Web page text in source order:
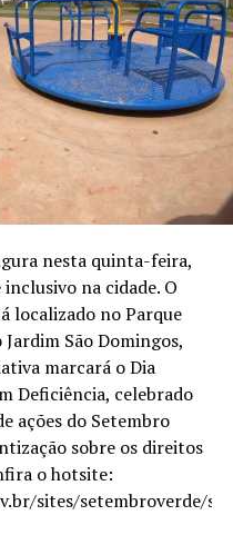
nesta quinta-feira,
na cidade. O
localizado no Parque
São Domingos,
marcará o Dia
Deficiência, celebrado
ações do Setembro
sobre os direitos
o hotsite:
sites/setembroverde/